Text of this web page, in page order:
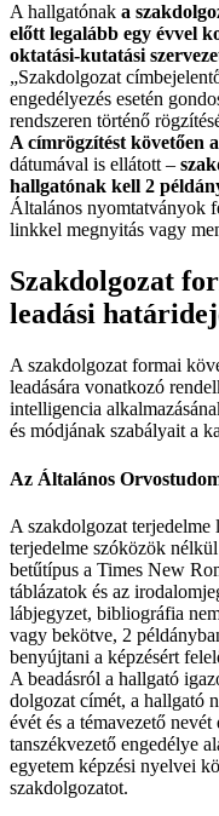
A hallgatónak a
előtt legalább egy évvel
oktatási-kutatási
„Szakdolgozat
engedélyezés esetén
rendszeren történő
A címrögzítést követően
dátumával is ellátott –
hallgatónak kell 2
Általános nyomtatványok
linkkel megnyitás vagy
Szakdolgozat
leadási
A szakdolgozat formai
leadására vonatkozó
intelligencia
és módjának szabályait a
Az Általános
A szakdolgozat
terjedelme szóközök
betűtípus a Times New
táblázatok és az
lábjegyzet, bibliográfia
vagy bekötve, 2
benyújtani a képzésért
A beadásról a hallgató
dolgozat címét, a hallgató
évét és a témavezető
tanszékvezető engedélye
egyetem képzési nyelvei
szakdolgozatot.